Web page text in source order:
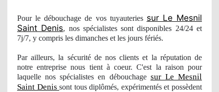
Pour le débouchage de vos tuyauteries sur Le Mesnil
Saint Denis, nos spécialistes sont disponibles 24/24 et
7j/7, y compris les dimanches et les jours fériés.
Par ailleurs, la sécurité de nos clients et la réputation de
notre entreprise nous tient à coeur. C'est la raison pour
laquelle nosspécialistes en débouchage sur Le Mesnil
Saint Denissont tous diplômés, expérimentés etpossèdent